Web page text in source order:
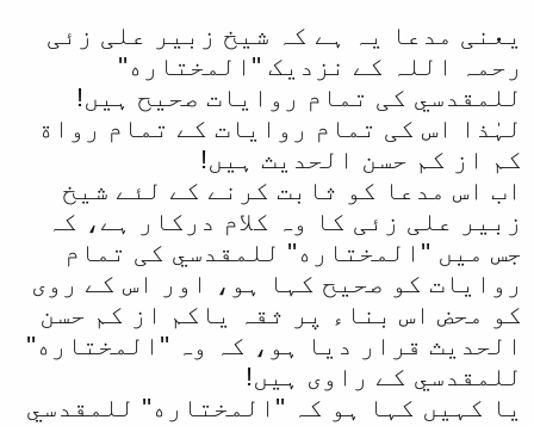
یعنی مدعا یہ ہے کہ شیخ زبیر علی زئی
رحمہ اللہ کے نزدیک ''المختاره''
للمقدسي کی تمام روایات صحیح ہیں!
لہٰذا اس کی تمام روایات کے تمام رواة
کم از کم حسن الحدیث ہیں!
اب اس مدعا کو ثابت کرنے کے لئے شیخ
زبیر علی زئی کا وہ کلام درکار ہے، کہ
جس میں ''المختاره'' للمقدسي کی تمام
روایات کو صحیح کہا ہو، اور اس کے روی
کو محض اس بناء پر ثقہ یاکم از کم حسن
الحدیث قرار دیا ہو، کہ وہ ''المختاره''
للمقدسي کے راوی ہیں!
یا کہیں کہا ہو کہ ''المختاره'' للمقدسي